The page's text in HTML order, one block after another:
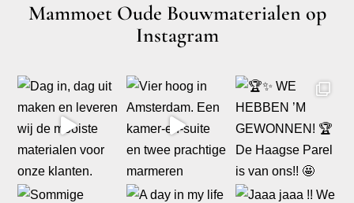
Mammoet Oude Bouwmaterialen op
Instagram